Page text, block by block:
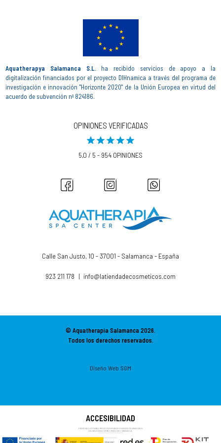
Aquatherapya Salamanca S.L.ha recibido servicios de apoyo a la
digitalización financiados por el proyecto DIHnamica a través del programa de
investigación e innovación "Horizonte 2020" de la Unión Europea en virtud del
acuerdo de subvención nº 824186.
OPINIONES VERIFICADAS
5,0 / 5 - 954 OPINIONES
Calle San Justo, 10 - 37001 - Salamanca - España
923 211 178 | info@latiendadecosmeticos.com
© Aquatherapia Salamanca2026.
Todos los derechos reservados.
Diseño Web SGM
ACCESIBILIDAD